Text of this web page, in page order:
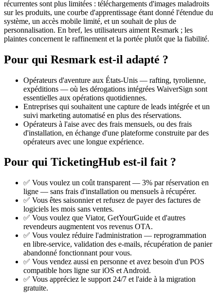
récurrentes sont plus limitées : téléchargements d'images maladroits
sur les produits, une courbe d'apprentissage étant donné l'étendue du
système, un accès mobile limité, et un souhait de plus de
personnalisation. En bref, les utilisateurs aiment Resmark ; les
plaintes concernent le raffinement et la portée plutôt que la fiabilité.
Pour qui Resmark est-il adapté ?
Opérateurs d'aventure aux États-Unis — rafting, tyrolienne,
expéditions — où les dérogations intégrées WaiverSign sont
essentielles aux opérations quotidiennes.
Entreprises qui souhaitent une capture de leads intégrée et un
suivi marketing automatisé en plus des réservations.
Opérateurs à l'aise avec des frais mensuels, ou des frais
d'installation, en échange d'une plateforme construite par des
opérateurs avec une longue expérience.
Pour qui TicketingHub est-il fait ?
✅ Vous voulez un coût transparent — 3% par réservation en
ligne — sans frais d'installation ou mensuels à récupérer.
✅ Vous êtes saisonnier et refusez de payer des factures de
logiciels les mois sans ventes.
✅ Vous voulez que Viator, GetYourGuide et d'autres
revendeurs augmentent vos revenus OTA.
✅ Vous voulez réduire l'administration — reprogrammation
en libre-service, validation des e-mails, récupération de panier
abandonné fonctionnant pour vous.
✅ Vous vendez aussi en personne et avez besoin d'un POS
compatible hors ligne sur iOS et Android.
✅ Vous appréciez le support 24/7 et l'aide à la migration
gratuite.